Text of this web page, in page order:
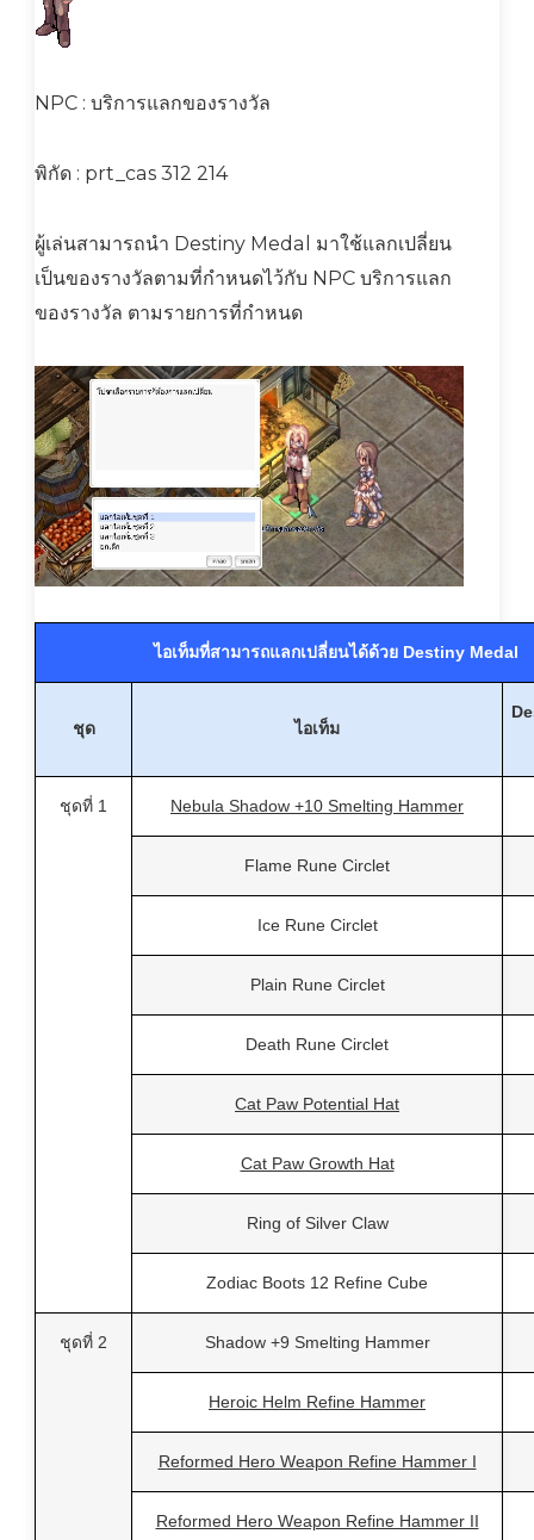
NPC : บริการแลกของรางวัล
พิกัด : prt_cas 312 214
ผู้เล่นสามารถนำ Destiny Medal มาใช้แลกเปลี่ยน
เป็นของรางวัลตามที่กำหนดไว้กับ NPC บริการแลก
ของรางวัล ตามรายการที่กำหนด
ไอเท็มที่สามารถแลกเปลี่ยนได้ด้วย Destiny Medal
ชุด ไอเท็ม
ชุดที่ 1 Nebula Shadow +10 Smelting Hammer
Flame Rune Circlet
Ice Rune Circlet
Plain Rune Circlet
Death Rune Circlet
Cat Paw Potential Hat
Cat Paw Growth Hat
Ring of Silver Claw
Zodiac Boots 12 Refine Cube
ชุดที่ 2 Shadow +9 Smelting Hammer
Heroic Helm Refine Hammer
Reformed Hero Weapon Refine Hammer I
Reformed Hero Weapon Refine Hammer II